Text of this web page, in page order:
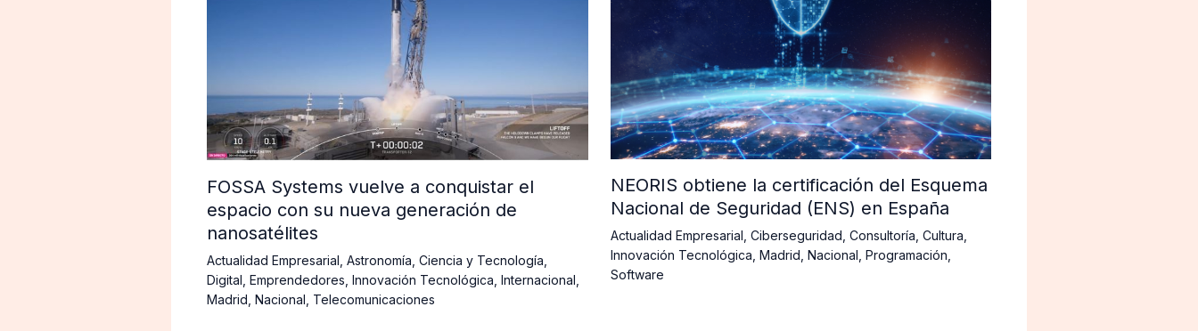
FOSSA Systems vuelve a conquistar el
espacio con su nueva generación de
nanosatélites
Actualidad Empresarial Astronomía Ciencia y Tecnología
Digital Emprendedores Innovación Tecnológica Internacional
Madrid Nacional Telecomunicaciones
NEORIS obtiene la certificación del Esquema
Nacional de Seguridad (ENS) en España
Actualidad Empresarial Ciberseguridad Consultoría Cultura
Innovación Tecnológica Madrid Nacional Programación
Software